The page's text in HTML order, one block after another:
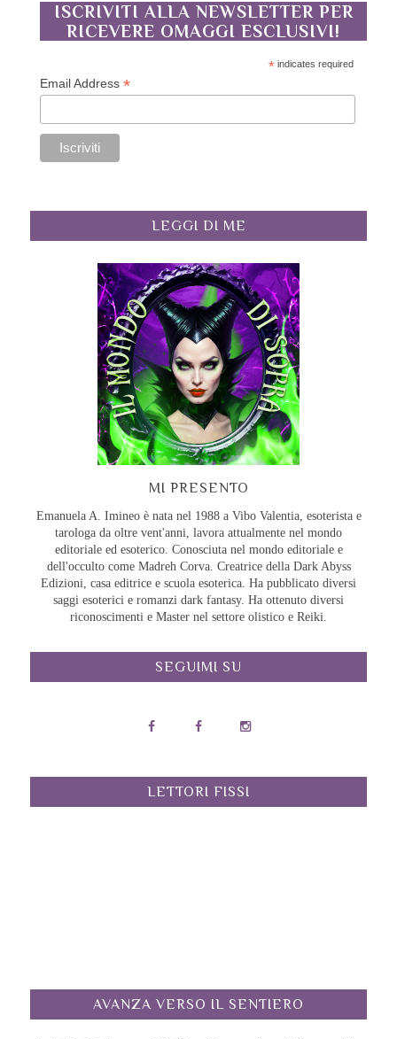
ISCRIVITI ALLA NEWSLETTER PER
RICEVERE OMAGGI ESCLUSIVI!
* indicates required
Email Address*
LEGGI DI ME
MI PRESENTO
Emanuela A. Imineo è nata nel 1988 a Vibo Valentia, esoterista e
tarologa da oltre vent'anni, lavora attualmente nel mondo
editoriale ed esoterico. Conosciuta nel mondo editoriale e
dell'occulto come Madreh Corva. Creatrice della Dark Abyss
Edizioni, casa editrice e scuola esoterica. Ha pubblicato diversi
saggi esoterici e romanzi dark fantasy. Ha ottenuto diversi
riconoscimenti e Master nel settore olistico e Reiki.
SEGUIMI SU
LETTORI FISSI
AVANZA VERSO IL SENTIERO